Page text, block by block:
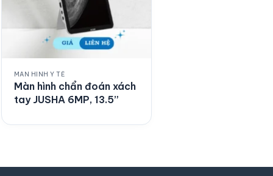
MÀN HÌNH Y TẾ
Màn hình chẩn đoán xách
tay JUSHA 6MP, 13.5”